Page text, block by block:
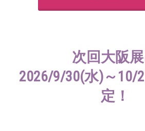
次回大阪
2026/9/30(水)～10/
定！